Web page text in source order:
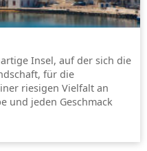
Insel, auf der sich die
für die
riesigen Vielfalt an
und jeden Geschmack